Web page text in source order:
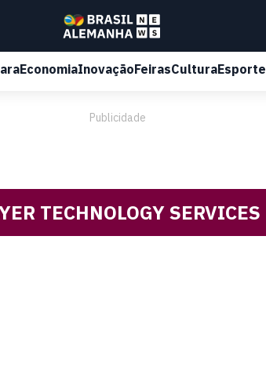
EconomiaInovaçãoFeirasCulturaEsporte
Publicidade
TECHNOLOGY SERVICES